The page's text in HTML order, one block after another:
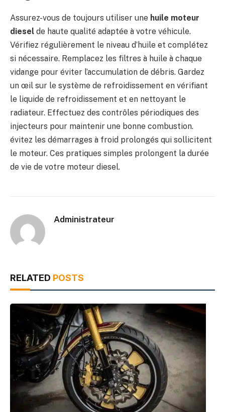
Assurez-vous de toujours utiliser une huile moteur
diesel de haute qualité adaptée à votre véhicule.
Vérifiez régulièrement le niveau d’huile et complétez
si nécessaire. Remplacez les filtres à huile à chaque
vidange pour éviter l’accumulation de débris. Gardez
un œil sur le système de refroidissement en vérifiant
le liquide de refroidissement et en nettoyant le
radiateur. Effectuez des contrôles périodiques des
injecteurs pour maintenir une bonne combustion.
évitez les démarrages à froid prolongés qui sollicitent
le moteur. Ces pratiques simples prolongent la durée
de vie de votre moteur diesel.
Administrateur
RELATED POSTS